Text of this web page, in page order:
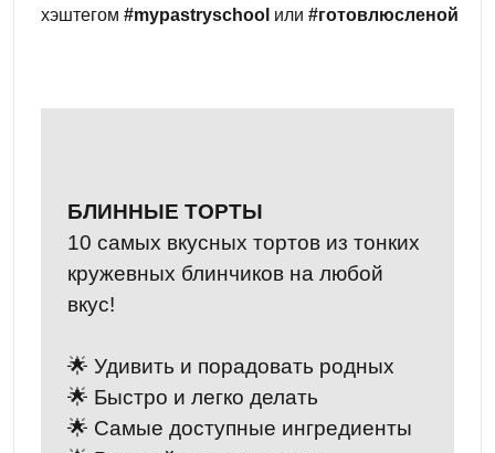
хэштегом #mypastryschool или #готовлюсленой
БЛИННЫЕ ТОРТЫ
10 самых вкусных тортов из тонких
кружевных блинчиков на любой
вкус!
🌟 Удивить и порадовать родных
🌟 Быстро и легко делать
🌟 Самые доступные ингредиенты